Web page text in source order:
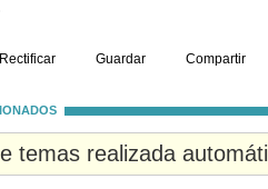
Rectificar Guardar Compartir
temas realizada